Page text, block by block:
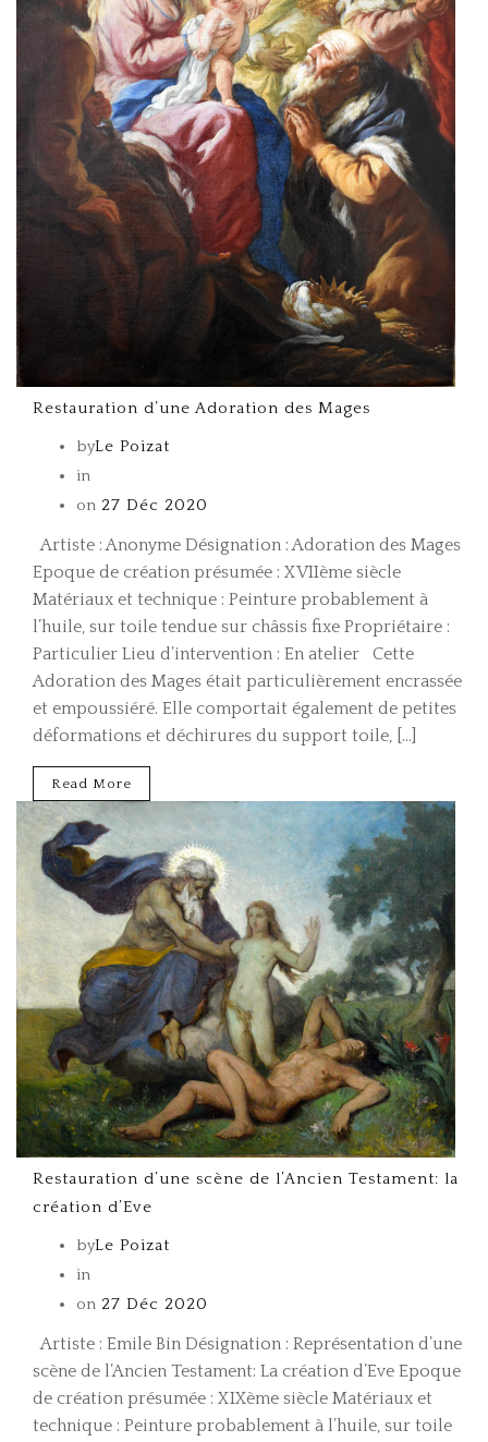
Restauration d’une Adoration des Mages
byLe Poizat
in
on 27 Déc 2020
Artiste : Anonyme Désignation : Adoration des Mages
Epoque de création présumée : XVIIème siècle
Matériaux et technique : Peinture probablement à
l’huile, sur toile tendue sur châssis fixe Propriétaire :
Particulier Lieu d’intervention : En atelier Cette
Adoration des Mages était particulièrement encrassée
et empoussiéré. Elle comportait également de petites
déformations et déchirures du support toile, […]
Read More
Restauration d’une scène de l’Ancien Testament: la
création d’Eve
byLe Poizat
in
on 27 Déc 2020
Artiste : Emile Bin Désignation : Représentation d’une
scène de l’Ancien Testament: La création d’Eve Epoque
de création présumée : XIXème siècle Matériaux et
technique : Peinture probablement à l’huile, sur toile